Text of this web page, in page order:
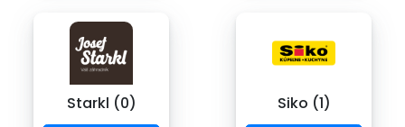
Starkl (0) Siko (1)